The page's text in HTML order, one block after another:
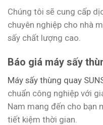
Chúng tôi sẽ cung cấp
chuyên nghiệp cho nhà
sấy chất lượng cao.
Báo giá máy sấy
Máy sấy thùng quay
chuẩn công nghiệp với
Nam mang đến cho bạn
tiết kiệm thời gian.